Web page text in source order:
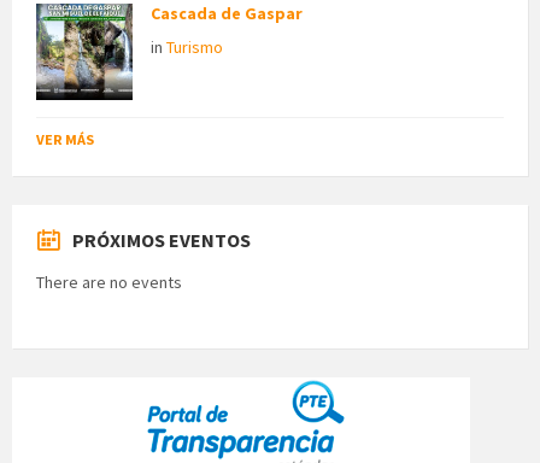
Cascada de Gaspar
in Turismo
VER MÁS
PRÓXIMOS EVENTOS
There are no events